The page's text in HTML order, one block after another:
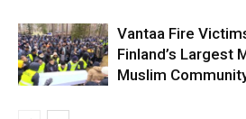
Vantaa Fire
Finland’s Largest
Muslim